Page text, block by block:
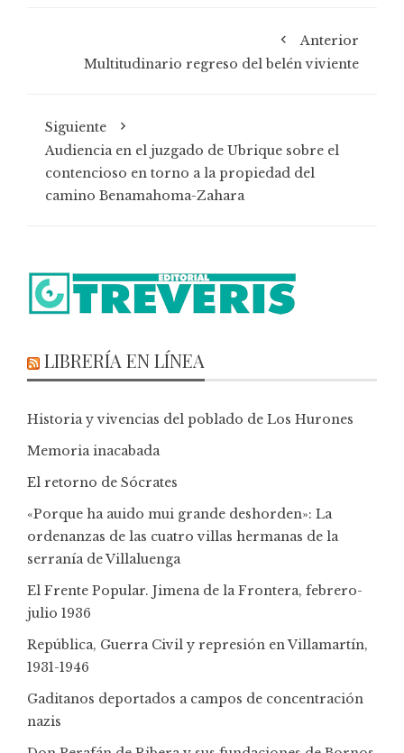
Anterior
Multitudinario regreso del belén viviente
Siguiente
Audiencia en el juzgado de Ubrique sobre el
contencioso en torno a la propiedad del
camino Benamahoma-Zahara
LIBRERÍA EN LÍNEA
Historia y vivencias del poblado de Los Hurones
Memoria inacabada
El retorno de Sócrates
«Porque ha auido mui grande deshorden»: La
ordenanzas de las cuatro villas hermanas de la
serranía de Villaluenga
El Frente Popular. Jimena de la Frontera, febrero-
julio 1936
República, Guerra Civil y represión en Villamartín,
1931-1946
Gaditanos deportados a campos de concentración
nazis